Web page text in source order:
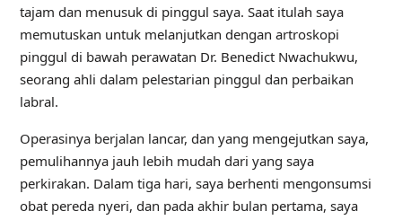
tajam dan menusuk di pinggul saya. Saat itulah saya
memutuskan untuk melanjutkan dengan artroskopi
pinggul di bawah perawatan Dr. Benedict Nwachukwu,
seorang ahli dalam pelestarian pinggul dan perbaikan
labral.
Operasinya berjalan lancar, dan yang mengejutkan saya,
pemulihannya jauh lebih mudah dari yang saya
perkirakan. Dalam tiga hari, saya berhenti mengonsumsi
obat pereda nyeri, dan pada akhir bulan pertama, saya